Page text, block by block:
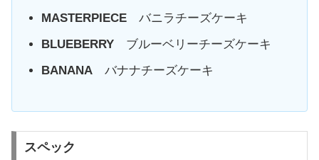
MASTERPIECE バニラチーズケーキ
BLUEBERRY ブルーベリーチーズケーキ
BANANA バナナチーズケーキ
スペック